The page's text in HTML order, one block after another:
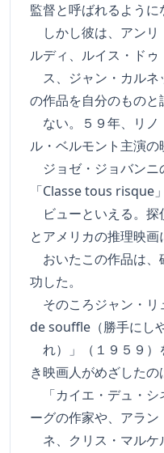
監督と呼ばれるように
しかし彼は、アンリ
ルディ、ルイス・ドゥ
ス、ジャン・カルネ
の作品を自分のものと
ない。５９年、リノ
ル・ベルモント主演の
ジョゼ・ジョバンニ
「Classe tous risque
ビューといえる。探
とアメリカの推理映画
おいたこの作品は、
功した。
そのころジャン・リ
de souffle（勝手にし
れ）」（１９５９）
き映画人がめざしたの
「カイエ・デュ・シ
ーグの作家や、アラン
ネ、クリス・マルケ